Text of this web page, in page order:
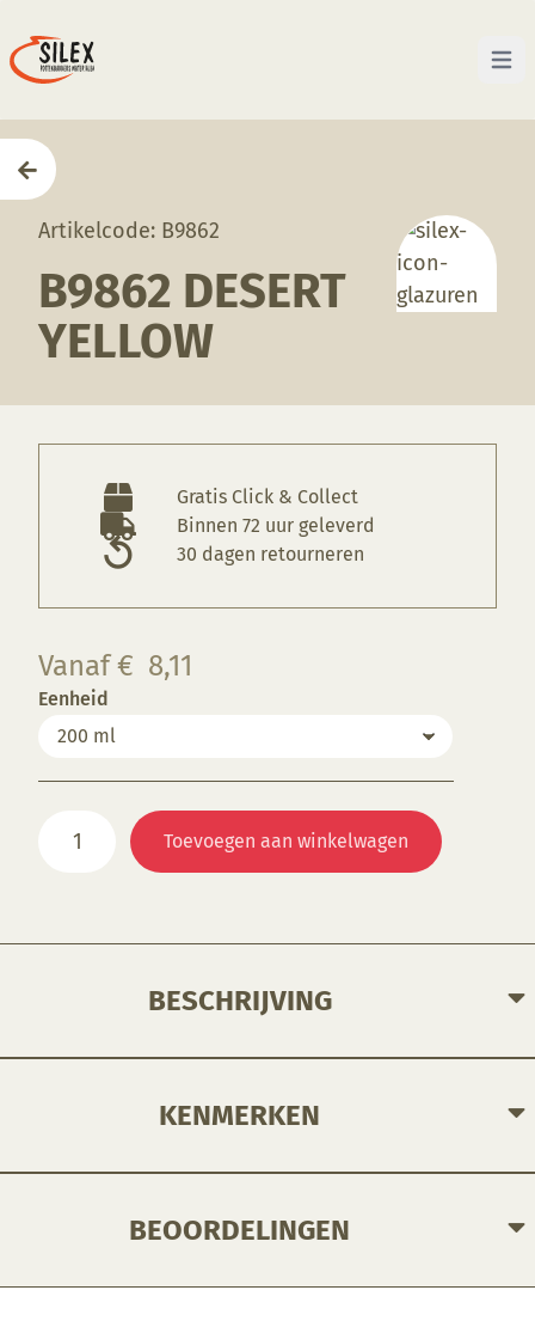
Open
Artikelcode: B9862
B9862 DESERT
YELLOW
Gratis Click & Collect
Binnen 72 uur geleverd
30 dagen retourneren
Vanaf € 8,11
Eenheid
Desert
Toevoegen aan winkelwagen
BESCHRIJVING
KENMERKEN
BEOORDELINGEN